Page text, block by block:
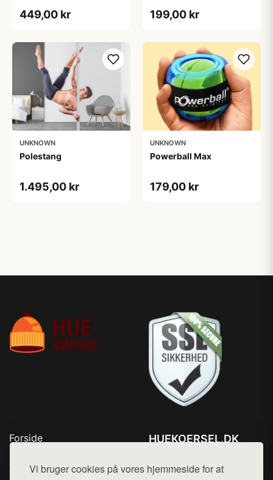
Vi bruger cookies på vores hjemmeside for at
Zenkuru
449,00 kr 199,00 kr
UNKNOWN
Polestang
1.495,00 kr
UNKNOWN
Powerball Max
179,00 kr
Forside
Top Rabatter
HUEKOERSEL.DK